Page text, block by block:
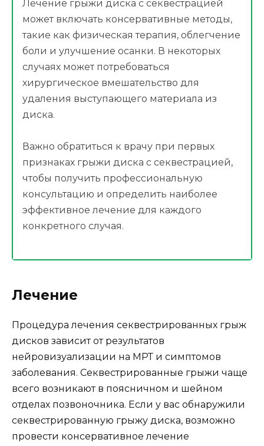
Лечение грыжи диска с секвестрацией
может включать консервативные методы,
такие как физическая терапия, облегчение
боли и улучшение осанки. В некоторых
случаях может потребоваться
хирургическое вмешательство для
удаления выступающего материала из
диска.
Важно обратиться к врачу при первых
признаках грыжи диска с секвестрацией,
чтобы получить профессиональную
консультацию и определить наиболее
эффективное лечение для каждого
конкретного случая.
Лечение
Процедура лечения секвестрированных грыж
дисков зависит от результатов
нейровизуализации на МРТ и симптомов
заболевания. Секвестрированные грыжи чаще
всего возникают в поясничном и шейном
отделах позвоночника. Если у вас обнаружили
секвестрированную грыжу диска, возможно
провести консервативное лечение